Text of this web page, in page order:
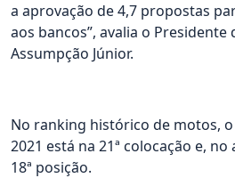
a aprovação de 4,7 propostas
aos bancos”, avalia o Presidente
Assumpção Júnior.
No ranking histórico de motos,
2021 está na 21ª colocação e,
18ª posição.